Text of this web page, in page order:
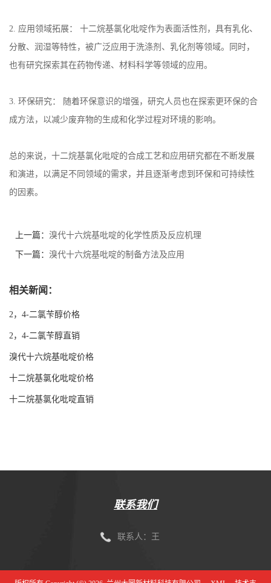
2. 应用领域拓展： 十二烷基氯化吡啶作为表面活性剂，具有乳化、
分散、润湿等特性，被广泛应用于洗涤剂、乳化剂等领域。同时，
也有研究探索其在药物传递、材料科学等领域的应用。
3. 环保研究： 随着环保意识的增强，研究人员也在探索更环保的合
成方法，以减少废弃物的生成和化学过程对环境的影响。
总的来说，十二烷基氯化吡啶的合成工艺和应用研究都在不断发展
和演进，以满足不同领域的需求，并且逐渐考虑到环保和可持续性
的因素。
上一篇： 溴代十六烷基吡啶的化学性质及反应机理
下一篇： 溴代十六烷基吡啶的制备方法及应用
相关新闻：
2，4-二氯苄醇价格
2，4-二氯苄醇直销
溴代十六烷基吡啶价格
十二烷基氯化吡啶价格
十二烷基氯化吡啶直销
联系我们
联系人：王